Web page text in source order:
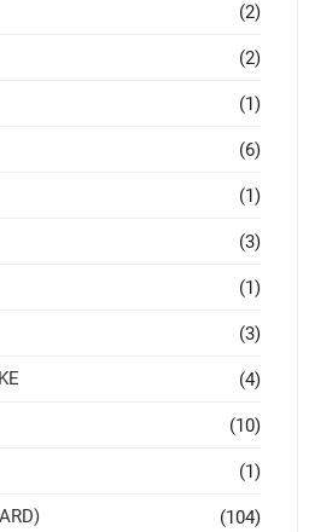
(2)
(2)
(1)
(6)
(1)
(3)
(1)
(3)
(4)
(10)
(1)
(104)